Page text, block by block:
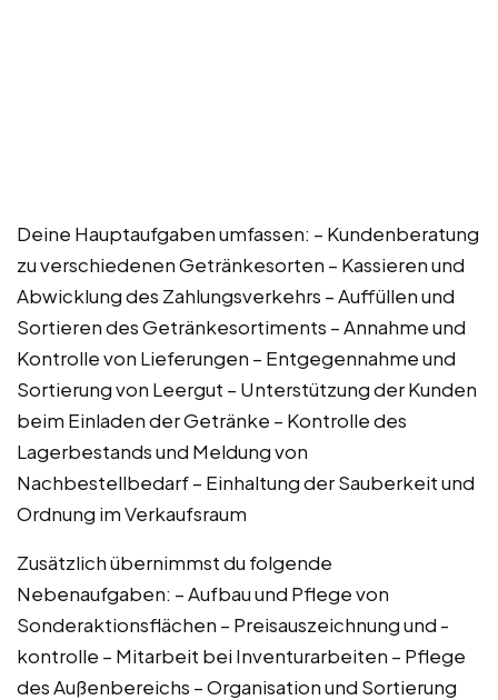
Deine Hauptaufgaben umfassen: – Kundenberatung
zu verschiedenen Getränkesorten – Kassieren und
Abwicklung des Zahlungsverkehrs – Auffüllen und
Sortieren des Getränkesortiments – Annahme und
Kontrolle von Lieferungen – Entgegennahme und
Sortierung von Leergut – Unterstützung der Kunden
beim Einladen der Getränke – Kontrolle des
Lagerbestands und Meldung von
Nachbestellbedarf – Einhaltung der Sauberkeit und
Ordnung im Verkaufsraum
Zusätzlich übernimmst du folgende
Nebenaufgaben: – Aufbau und Pflege von
Sonderaktionsflächen – Preisauszeichnung und -
kontrolle – Mitarbeit bei Inventurarbeiten – Pflege
des Außenbereichs – Organisation und Sortierung